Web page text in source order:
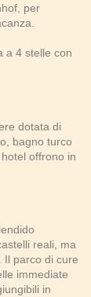
per
a 4 stelle con
dotata di
bagno turco
offrono in
reali, ma
Il parco di cure
immediate
in